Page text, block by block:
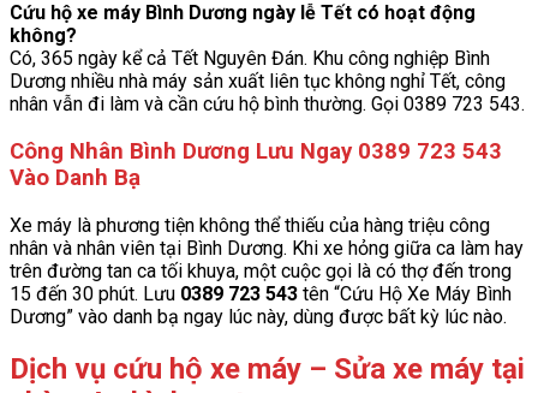
Cứu hộ xe máy Bình Dương ngày lễ Tết có hoạt động
không?
Có, 365 ngày kể cả Tết Nguyên Đán. Khu công nghiệp Bình
Dương nhiều nhà máy sản xuất liên tục không nghỉ Tết, công
nhân vẫn đi làm và cần cứu hộ bình thường. Gọi 0389 723 543.
Công Nhân Bình Dương Lưu Ngay 0389 723 543
Vào Danh Bạ
Xe máy là phương tiện không thể thiếu của hàng triệu công
nhân và nhân viên tại Bình Dương. Khi xe hỏng giữa ca làm hay
trên đường tan ca tối khuya, một cuộc gọi là có thợ đến trong
15 đến 30 phút. Lưu 0389 723 543 tên “Cứu Hộ Xe Máy Bình
Dương” vào danh bạ ngay lúc này, dùng được bất kỳ lúc nào.
Dịch vụ cứu hộ xe máy – Sửa xe máy tại